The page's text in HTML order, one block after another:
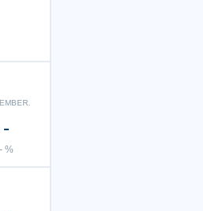
-
- %